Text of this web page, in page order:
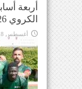
أربعة
الكروي 2026-2027
أغسطس 8, 2026